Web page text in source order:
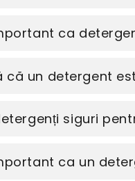
ca
că un detergent
siguri
ca un